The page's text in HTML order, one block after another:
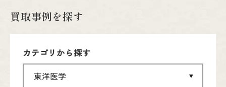
買取事例を探す
カテゴリから探す